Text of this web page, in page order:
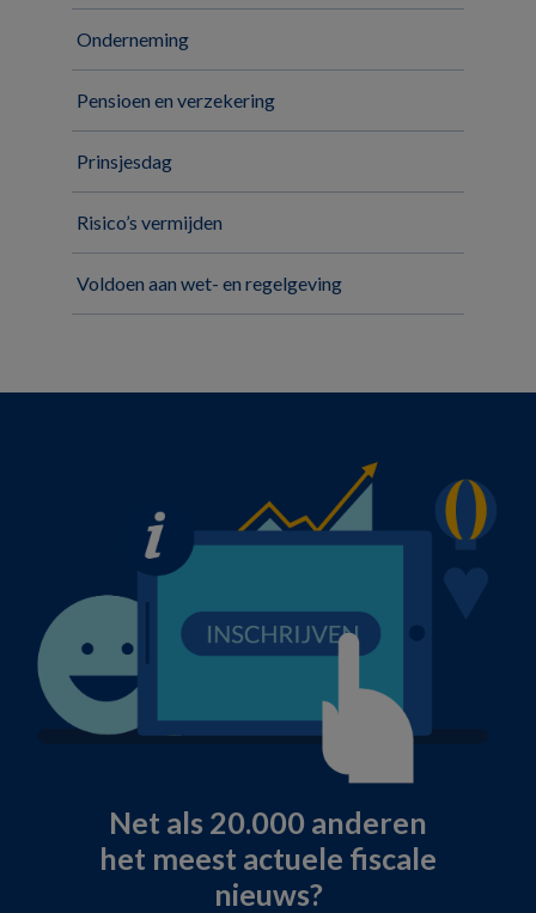
Onderneming
Pensioen en verzekering
Prinsjesdag
Risico’s vermijden
Voldoen aan wet- en regelgeving
Net als 20.000 anderen
het meest actuele fiscale
nieuws?